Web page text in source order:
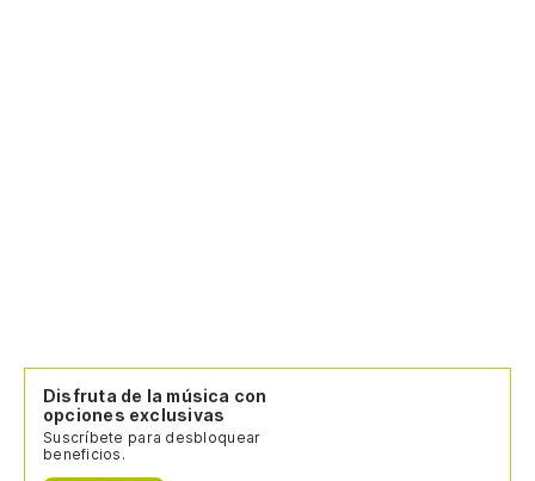
Disfruta de la música con
opciones exclusivas
Suscríbete para desbloquear
beneficios.